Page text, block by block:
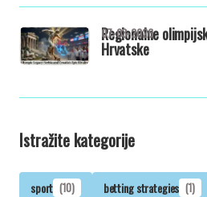
Regionalne
Hrvatske
07-03-2026
Istražite kategorije
sport (10) betting strategies (1)